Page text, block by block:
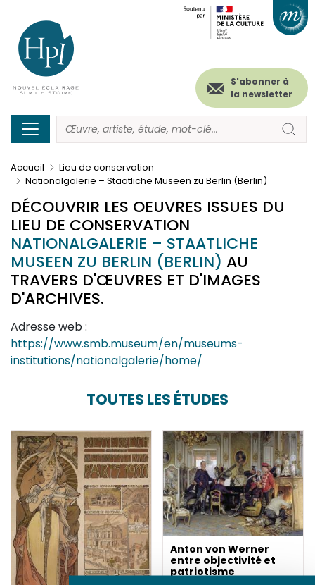
contenu
principal
Menu
secondaire
(header)
S'abonner à
la newsletter
Accueil
Lieu de conservation
Nationalgalerie – Staatliche Museen zu Berlin (Berlin)
DÉCOUVRIR LES OEUVRES ISSUES DU
LIEU DE CONSERVATION
NATIONALGALERIE – STAATLICHE
MUSEEN ZU BERLIN (BERLIN) AU
TRAVERS D'ŒUVRES ET D'IMAGES
D'ARCHIVES.
Adresse web :
https://www.smb.museum/en/museums-
institutions/nationalgalerie/home/
TOUTES LES ÉTUDES
Anton von Werner
entre objectivité et
patriotisme